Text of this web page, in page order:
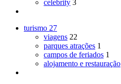
celebrity 3
turismo 27
viagens 22
parques atrações 1
campos de feriados 1
alojamento e restauração